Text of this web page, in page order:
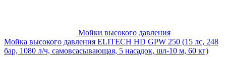
Мойки высокого давления
Мойка высокого давления ELITECH HD GPW 250 (15 лс, 248
бар, 1080 л/ч, самовсасывающая, 5 насадок, шл-10 м, 60 кг)